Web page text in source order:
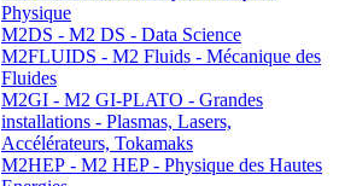
Physique
M2DS - M2 DS - Data Science
M2FLUIDS - M2 Fluids - Mécanique des
Fluides
M2GI - M2 GI-PLATO - Grandes
installations - Plasmas, Lasers,
Accélérateurs, Tokamaks
M2HEP - M2 HEP - Physique des Hautes